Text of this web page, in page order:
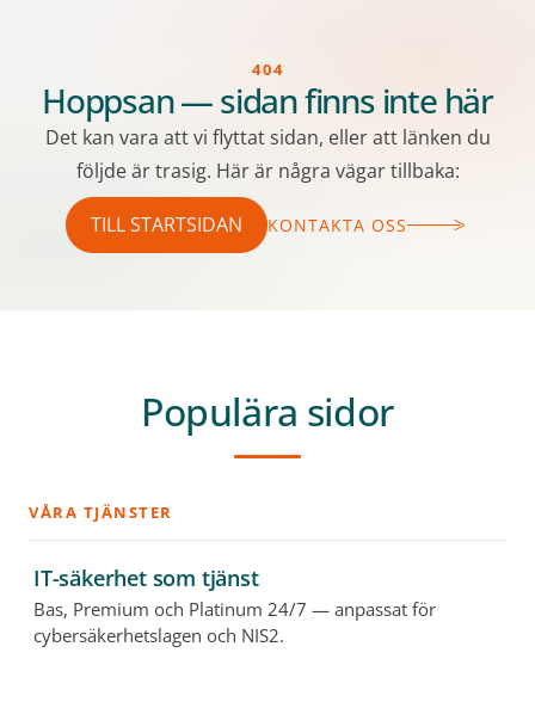
404
Hoppsan — sidan finns inte här
Det kan vara att vi flyttat sidan, eller att länken du
följde är trasig. Här är några vägar tillbaka:
TILL STARTSIDAN KONTAKTA OSS
Populära sidor
VÅRA TJÄNSTER
IT-säkerhet som tjänst
Bas, Premium och Platinum 24/7 — anpassat för
cybersäkerhetslagen och NIS2.